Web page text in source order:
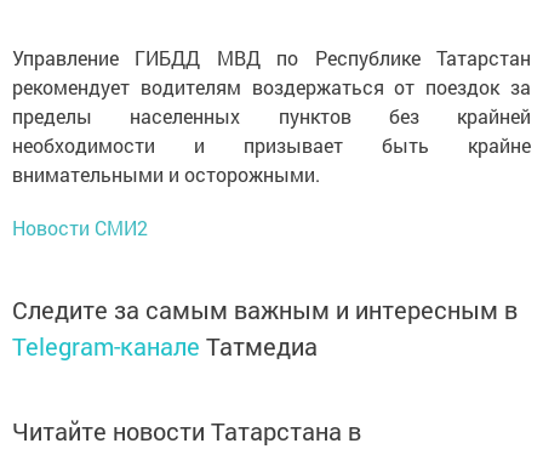
Управление ГИБДД МВД по Республике Татарстан
рекомендует водителям воздержаться от поездок за
пределы населенных пунктов без крайней
необходимости и призывает быть крайне
внимательными и осторожными.
Новости СМИ2
Следите за самым важным и интересным в
Telegram-канале Татмедиа
Читайте новости Татарстана в